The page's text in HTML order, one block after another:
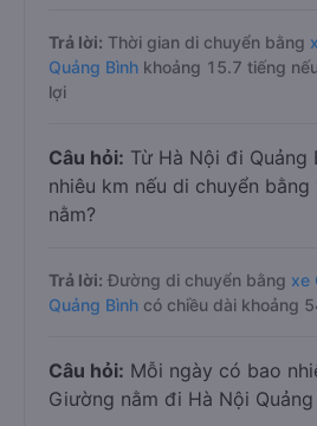
Trả lời: Thời gian di chuyển bằng
Quảng Bình khoảng 15.7 tiếng
lợi
Câu hỏi: Từ Hà Nội đi Quảng
nhiêu km nếu di chuyển
nằm?
Trả lời: Đường di chuyển bằng xe
Quảng Bình có chiều dài khoảng
Câu hỏi: Mỗi ngày có bao
Giường nằm đi Hà Nội Quảng